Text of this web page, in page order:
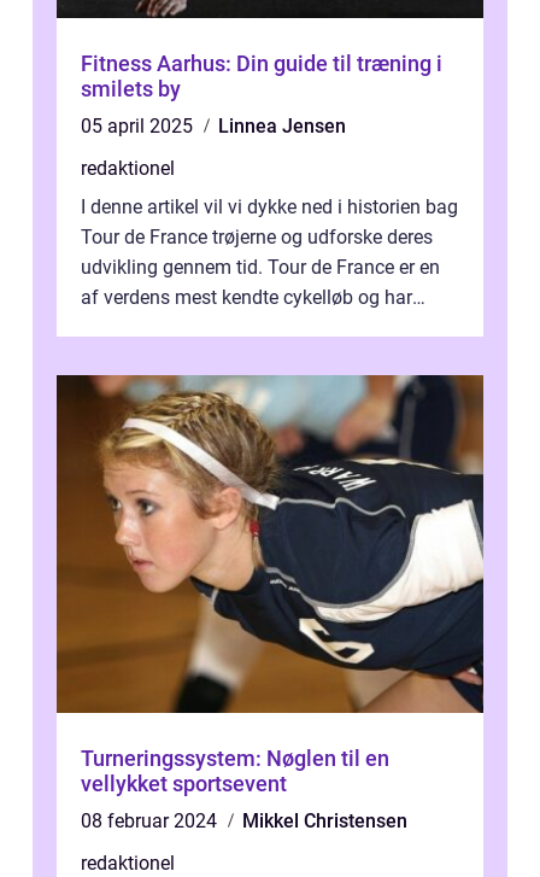
Fitness Aarhus: Din guide til træning i
smilets by
05 april 2025
Linnea Jensen
redaktionel
I denne artikel vil vi dykke ned i historien bag
Tour de France trøjerne og udforske deres
udvikling gennem tid. Tour de France er en
af verdens mest kendte cykelløb og har
Turneringssystem: Nøglen til en
vellykket sportsevent
08 februar 2024
Mikkel Christensen
redaktionel